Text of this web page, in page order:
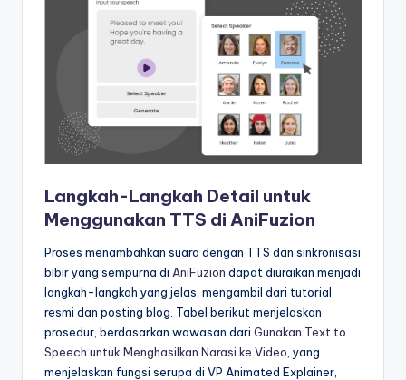
Langkah-Langkah Detail untuk
Menggunakan TTS di AniFuzion
Proses menambahkan suara dengan TTS dan sinkronisasi
bibir yang sempurna di AniFuzion dapat diuraikan menjadi
langkah-langkah yang jelas, mengambil dari tutorial
resmi dan posting blog. Tabel berikut menjelaskan
prosedur, berdasarkan wawasan dari Gunakan Text to
Speech untuk Menghasilkan Narasi ke Video , yang
menjelaskan fungsi serupa di VP Animated Explainer,